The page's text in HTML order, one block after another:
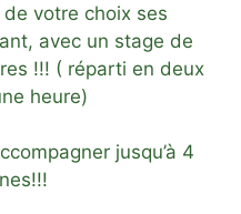
votre choix ses
avec un stage de
!!! ( réparti en deux
heure)
jusqu’à 4